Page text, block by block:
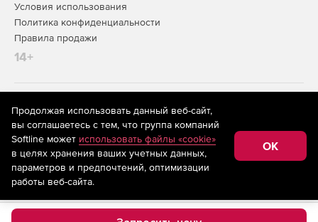
Условия использования
Политика конфиденциальности
Правила продажи
14+
На информационном ресурсе store.softline.ru применяются
рекомендательные технологии
(информационные технологии
предоставления информации на основе сбора,
систематизации и анализа сведений, относящихся к
предпочтениям пользователей сети «Интернет»,
находящихся на территории Российской Федерации)
Продолжая использовать данный веб-сайт,
вы соглашаетесь с тем, что группа компаний
Softline может использовать файлы «cookie»
в целях хранения ваших учетных данных,
параметров и предпочтений, оптимизации
работы веб-сайта.
OK